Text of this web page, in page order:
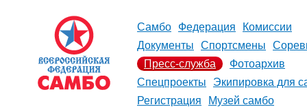
Самбо Федерация
Комиссии
Документы
Спортсмены
Пресс-служба
Фотоархив
Спецпроекты
Экипировка для
Регистрация
Музей самбо